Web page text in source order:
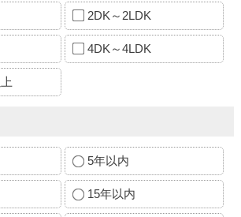
2DK～2LDK
4DK～4LDK
5年以内
15年以内